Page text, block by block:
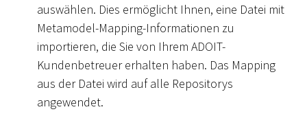
auswählen. Dies ermöglicht Ihnen, eine Datei mit
Metamodel-Mapping-Informationen zu
importieren, die Sie von Ihrem ADOIT-
Kundenbetreuer erhalten haben. Das Mapping
aus der Datei wird auf alle Repositorys
angewendet.